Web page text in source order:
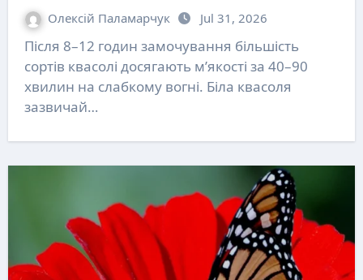
Олексій Паламарчук Jul 31, 2026
Після 8–12 годин замочування більшість
сортів квасолі досягають м’якості за 40–90
хвилин на слабкому вогні. Біла квасоля
зазвичай…